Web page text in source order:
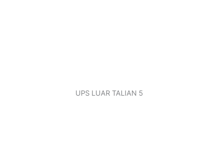
UPS LUAR TALIAN 5